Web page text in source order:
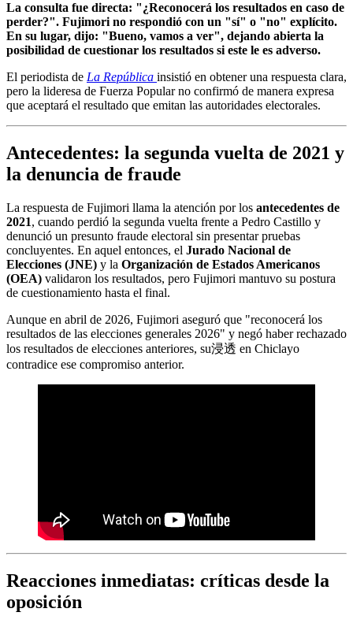
La consulta fue directa: "¿Reconocerá los resultados en caso de
perder?". Fujimori no respondió con un "sí" o "no" explícito.
En su lugar, dijo: "Bueno, vamos a ver", dejando abierta la
posibilidad de cuestionar los resultados si este le es adverso.
El periodista de La República insistió en obtener una respuesta clara,
pero la lideresa de Fuerza Popular no confirmó de manera expresa
que aceptará el resultado que emitan las autoridades electorales.
Antecedentes: la segunda vuelta de 2021 y
la denuncia de fraude
La respuesta de Fujimori llama la atención por los antecedentes de
2021, cuando perdió la segunda vuelta frente a Pedro Castillo y
denunció un presunto fraude electoral sin presentar pruebas
concluyentes. En aquel entonces, el Jurado Nacional de
Elecciones (JNE) y la Organización de Estados Americanos
(OEA) validaron los resultados, pero Fujimori mantuvo su postura
de cuestionamiento hasta el final.
Aunque en abril de 2026, Fujimori aseguró que "reconocerá los
resultados de las elecciones generales 2026" y negó haber rechazado
los resultados de elecciones anteriores, su浸透 en Chiclayo
contradice ese compromiso anterior.
Reacciones inmediatas: críticas desde la
oposición